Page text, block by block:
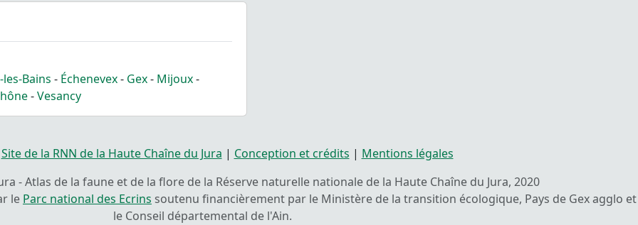
Bains - Échenevex- Gex- Mijoux-
-Vesancy
Site de la RNN de la Haute Chaîne du Jura | Conception et crédits | Mentions légales
- Atlas de la faune et de la flore de la Réserve naturelle nationale de la Haute Chaîne du Jura, 2020
le Parc national des Ecrins soutenu financièrement par le Ministère de la transition écologique, Pays de Gex agglo et
le Conseil départemental de l'Ain.